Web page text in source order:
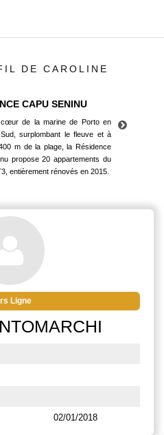
DE CAROLINE
CAPU SENINU
de la marine de Porto en
surplombant le fleuve et à
m de la plage, la Résidence
propose 20 appartements du
entièrement rénovés en 2015.
surplombant le fleuve et à
m de la plage, la Résidence
propose 20 appartements du
entièrement rénovés en 2015.
Ligne
02/01/2018